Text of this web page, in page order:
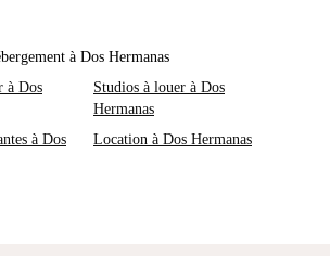
à Dos Hermanas
à Dos
Studios à louer à Dos
Hermanas
à Dos
Location à Dos Hermanas